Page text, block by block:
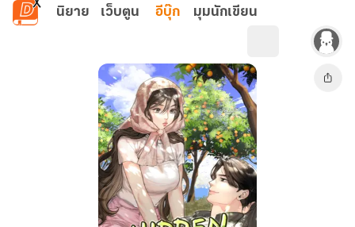
ข้ามไปยังเนื้อหาหลัก
นิยาย เว็บตูน อีบุ๊ก มุมนักเขียน